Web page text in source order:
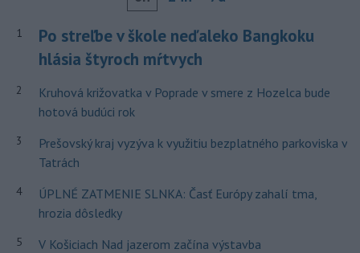
1
Po streľbe v škole neďaleko Bangkoku
hlásia štyroch mŕtvych
2
Kruhová križovatka v Poprade v smere z Hozelca bude
hotová budúci rok
3
Prešovský kraj vyzýva k využitiu bezplatného parkoviska v
Tatrách
4
ÚPLNÉ ZATMENIE SLNKA: Časť Európy zahalí tma,
hrozia dôsledky
5
V Košiciach Nad jazerom začína výstavba